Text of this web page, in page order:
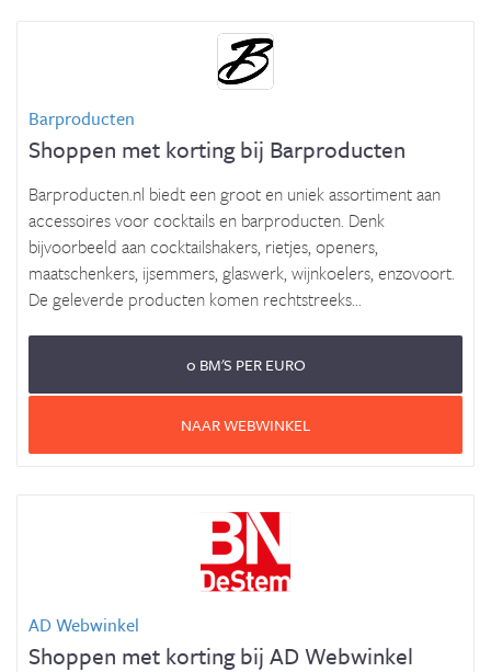
Barproducten
Shoppen met korting bij Barproducten
Barproducten.nl biedt een groot en uniek assortiment aan
accessoires voor cocktails en barproducten. Denk
bijvoorbeeld aan cocktailshakers, rietjes, openers,
maatschenkers, ijsemmers, glaswerk, wijnkoelers, enzovoort.
De geleverde producten komen rechtstreeks...
0 BM'S PER EURO
NAAR WEBWINKEL
AD Webwinkel
Shoppen met korting bij AD Webwinkel